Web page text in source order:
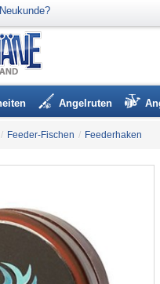
Neukunde?
Angelruten
/ Feeder-Fischen / Feederhaken